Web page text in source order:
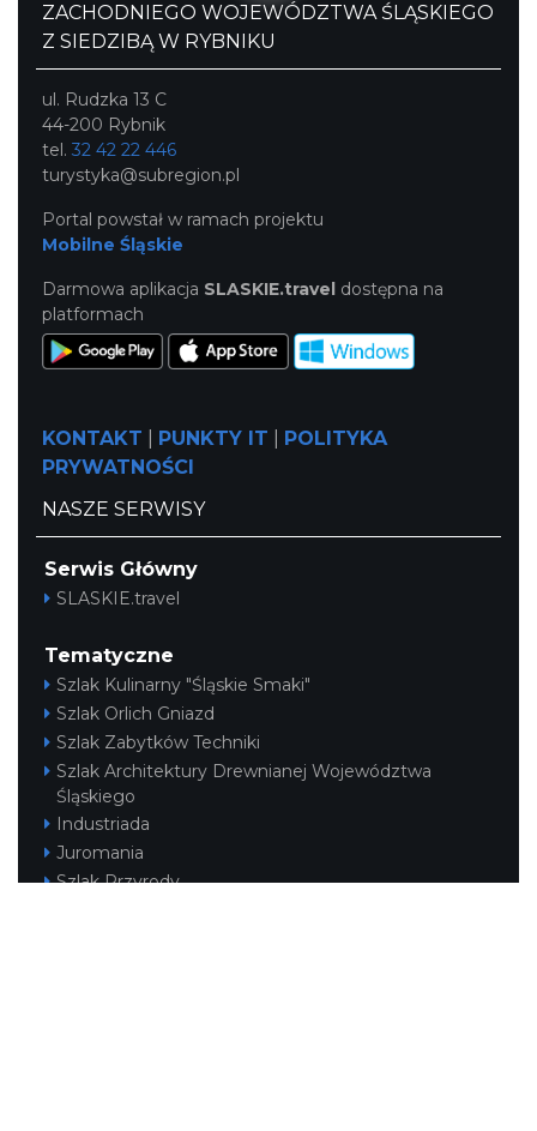
ZACHODNIEGO WOJEWÓDZTWA ŚLĄSKIEGO
Z SIEDZIBĄ W RYBNIKU
ul. Rudzka 13 C
44-200 Rybnik
tel. 32 42 22 446
turystyka@subregion.pl
Portal powstał w ramach projektu
Mobilne Śląskie
Darmowa aplikacja SLASKIE.travel dostępna na
platformach
KONTAKT PUNKTY IT
POLITYKA
PRYWATNOŚCI
NASZE SERWISY
Serwis Główny
SLASKIE.travel
Tematyczne
Szlak Kulinarny "Śląskie Smaki"
Szlak Orlich Gniazd
Szlak Zabytków Techniki
Szlak Architektury Drewnianej Województwa
Śląskiego
Industriada
Juromania
Szlak Przyrody